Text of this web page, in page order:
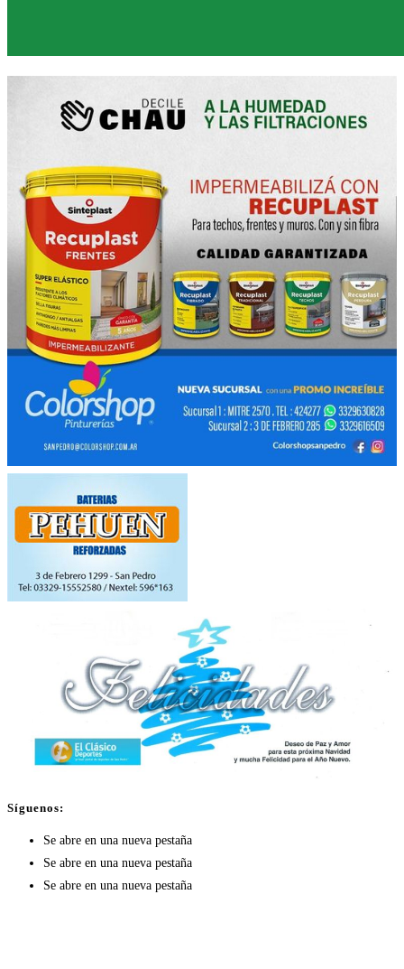
Síguenos:
Se abre en una nueva pestaña
Se abre en una nueva pestaña
Se abre en una nueva pestaña